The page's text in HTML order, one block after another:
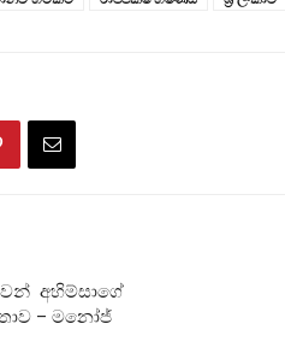
අහිම්සාගේ
– මනෝජ්